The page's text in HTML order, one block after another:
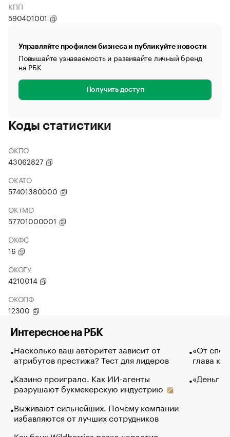
КПП
590401001
Управляйте профилем бизнеса и публикуйте новости
Повышайте узнаваемость и развивайте личный бренд
на РБК
Получить доступ
Коды статистики
ОКПО
43062827
ОКАТО
57401380000
ОКТМО
57701000001
ОКФС
16
ОКОГУ
4210014
ОКОПФ
12300
Интересное на РБК
Насколько ваш авторитет зависит от
атрибутов престижа? Тест для лидеров
Казино проиграло. Как ИИ-агенты
разрушают букмекерскую индустрию
Выживают сильнейших. Почему компании
избавляются от лучших сотрудников
«От
глава
«Деньги